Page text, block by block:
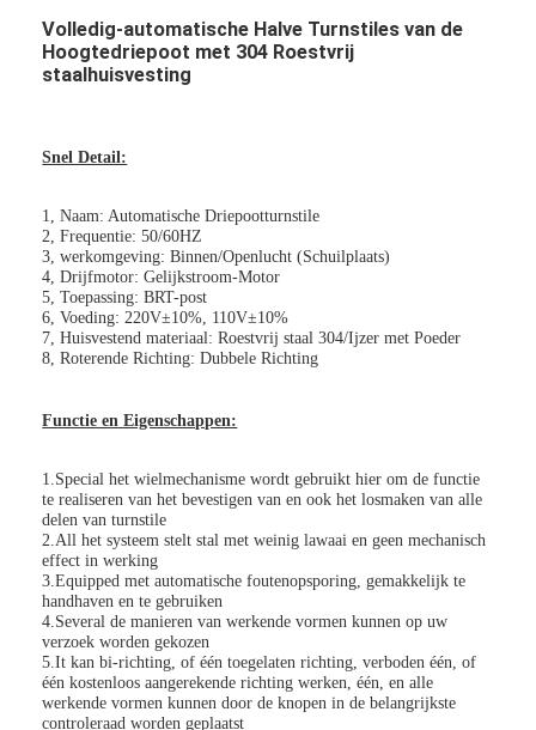
Volledig-automatische Halve Turnstiles van de
Hoogtedriepoot met 304 Roestvrij
staalhuisvesting
Snel Detail:
1, Naam: Automatische Driepootturnstile
2, Frequentie: 50/60HZ
3, werkomgeving: Binnen/Openlucht (Schuilplaats)
4, Drijfmotor: Gelijkstroom-Motor
5, Toepassing: BRT-post
6, Voeding: 220V±10%, 110V±10%
7, Huisvestend materiaal: Roestvrij staal 304/Ijzer met Poeder
8, Roterende Richting: Dubbele Richting
Functie en Eigenschappen:
1.Special het wielmechanisme wordt gebruikt hier om de functie
te realiseren van het bevestigen van en ook het losmaken van alle
delen van turnstile
2.All het systeem stelt stal met weinig lawaai en geen mechanisch
effect in werking
3.Equipped met automatische foutenopsporing, gemakkelijk te
handhaven en te gebruiken
4.Several de manieren van werkende vormen kunnen op uw
verzoek worden gekozen
5.It kan bi-richting, of één toegelaten richting, verboden één, of
één kostenloos aangerekende richting werken, één, en alle
werkende vormen kunnen door de knopen in de belangrijkste
controleraad worden geplaatst